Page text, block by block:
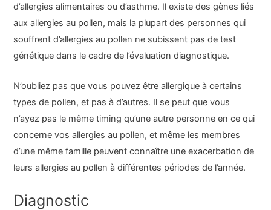
d’allergies alimentaires ou d’asthme. Il existe des gènes liés
aux allergies au pollen, mais la plupart des personnes qui
souffrent d’allergies au pollen ne subissent pas de test
génétique dans le cadre de l’évaluation diagnostique.
N’oubliez pas que vous pouvez être allergique à certains
types de pollen, et pas à d’autres. Il se peut que vous
n’ayez pas le même timing qu’une autre personne en ce qui
concerne vos allergies au pollen, et même les membres
d’une même famille peuvent connaître une exacerbation de
leurs allergies au pollen à différentes périodes de l’année.
Diagnostic